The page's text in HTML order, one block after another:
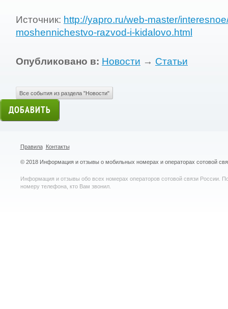
Источник: http://yapro.ru/web-master/
moshennichestvo-razvod-i-kidalovo.html
Опубликовано в: Новости → Статьи
Все события из раздела "Новости"
Правила Контакты
© 2018 Информация и отзывы о мобильных номерах и операторах сотовой
Информация и отзывы обо всех номерах операторов сотовой связи России.
номеру телефона, кто Вам звонил.